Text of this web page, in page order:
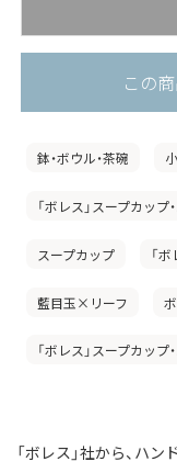
この
鉢・ボウル・茶碗
「ボレス」スープカップ
スープカップ 「
藍目玉×リーフ
「ボレス」スープカップ
「ボレス」社から、ハ